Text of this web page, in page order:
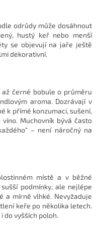
odrůdy může dosáhnout
hustý keř nebo menší
se objevují na jaře ještě
dekorativní.
černé bobule o průměru
aroma. Dozrávají v
k přímé konzumaci, sušení,
Muchovník bývá často
– není náročný na
místě a v běžné
podmínky, ale nejlépe
a mírně vlhké. Nevyžaduje
keře po několika letech.
do vyšších poloh.